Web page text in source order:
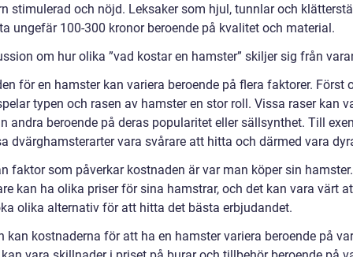
stimulerad och nöjd. Leksaker som hjul, tunnlar och
ungefär 100-300 kronor beroende på kvalitet och material.
om hur olika ”vad kostar en hamster” skiljer sig från
för en hamster kan variera beroende på flera faktorer. Först
typen och rasen av hamster en stor roll. Vissa raser kan
andra beroende på deras popularitet eller sällsynthet. Till
dvärghamsterarter vara svårare att hitta och därmed vara
faktor som påverkar kostnaden är var man köper sin
kan ha olika priser för sina hamstrar, och det kan vara värt
olika alternativ för att hitta det bästa erbjudandet.
kan kostnaderna för att ha en hamster variera beroende på